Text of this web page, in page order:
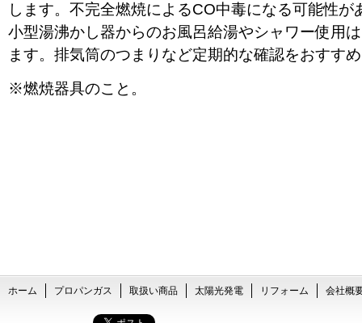
します。不完全燃焼によるCO中毒になる可能性が
小型湯沸かし器からのお風呂給湯やシャワー使用
ます。排気筒のつまりなど定期的な確認をおすす
※燃焼器具のこと。
ホーム プロパンガス 取扱い商品 太陽光発電 リフォーム 会社概